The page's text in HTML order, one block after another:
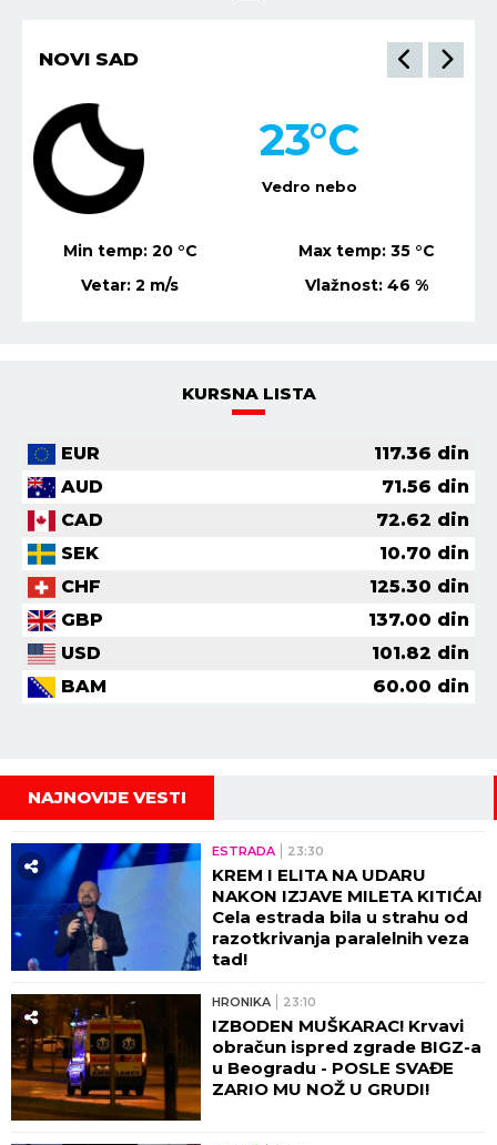
NOVI SAD
Vedro nebo
23°C
Min temp: 20 °C Max temp:35 °C
Vetar:2 m/s Vlažnost:46 %
KURSNA LISTA
EUR 117.36 din
AUD
71.56 din
CAD
72.62 din
SEK
10.70 din
CHF
125.30 din
GBP
137.00 din
USD
101.82 din
BAM
60.00 din
NAJNOVIJE VESTI
ESTRADA 23:30
KREM I ELITA NA UDARU
NAKON IZJAVE MILETA KITIĆA!
Cela estrada bila u strahu od
razotkrivanja paralelnih veza
tad!
HRONIKA 23:10
IZBODEN MUŠKARAC! Krvavi
obračun ispred zgrade BIGZ-a
u Beogradu - POSLE SVAĐE
ZARIO MU NOŽ U GRUDI!